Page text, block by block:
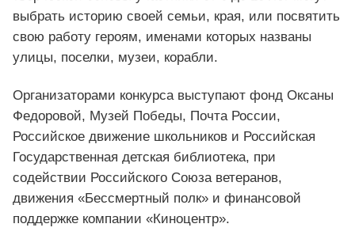
выбрать историю своей семьи, края, или посвятить
свою работу героям, именами которых названы
улицы, поселки, музеи, корабли.
Организаторами конкурса выступают фонд Оксаны
Федоровой, Музей Победы, Почта России,
Российское движение школьников и Российская
Государственная детская библиотека, при
содействии Российского Союза ветеранов,
движения «Бессмертный полк» и финансовой
поддержке компании «Киноцентр».